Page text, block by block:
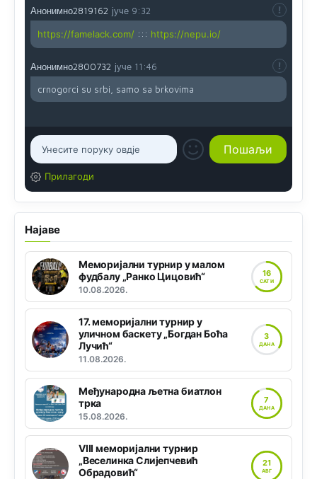
Анонимно2819162 јуче 9:32
https://famelack.com/ ::: https://nepu.io/
Анонимно2800732 јуче 11:46
crnogorci su srbi, samo sa brkovima
Прилагоди
Најаве
Меморијални турнир у малом
фудбалу „Ранко Цицовић“
10.08.2026.
16
САТИ
17. меморијални турнир у
уличном баскету „Богдан Боћа
Лучић“
11.08.2026.
3
ДАНА
Међународна љетна биатлон
трка
15.08.2026.
7
ДАНА
VIII меморијални турнир
„Веселинка Слијепчевић
Обрадовић“
21
АВГ